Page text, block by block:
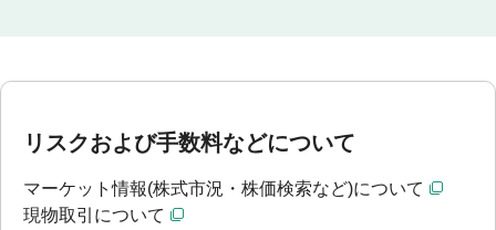
リスクおよび手数料などについて
マーケット情報(株式市況・株価検索など)について
現物取引について